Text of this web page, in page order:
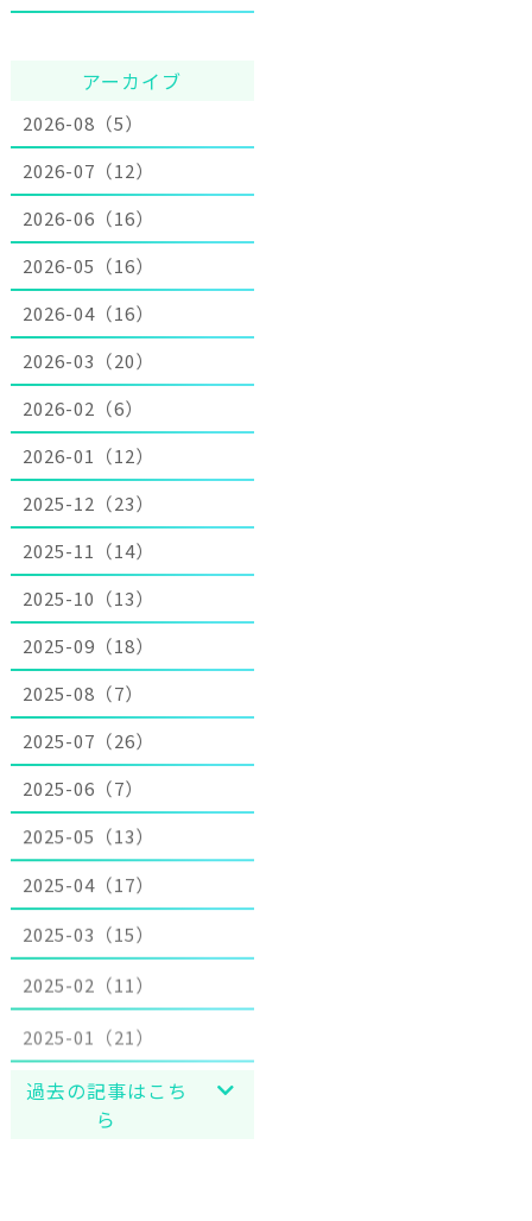
アーカイブ
2026-08（5）
2026-07（12）
2026-06（16）
2026-05（16）
2026-04（16）
2026-03（20）
2026-02（6）
2026-01（12）
2025-12（23）
2025-11（14）
2025-10（13）
2025-09（18）
2025-08（7）
2025-07（26）
2025-06（7）
2025-05（13）
2025-04（17）
2025-03（15）
2025-02（11）
2025-01（21）
過去の記事はこち
ら